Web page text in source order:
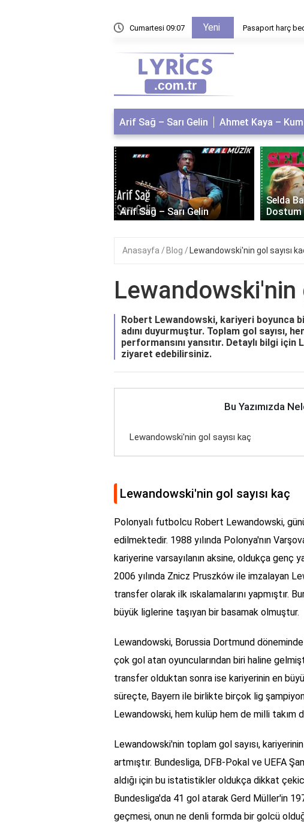
Cumartesi 09:07 Yeni Pasaport harç
Arif Sağ – Sarı Gelin Ahmet Kaya –
Arif Sağ – Sarı Gelin
Selda
Dostum
Anasayfa Blog Lewandowski'nin gol sayısı
Lewandowski'nin
Robert Lewandowski, kariyeri boyunca
adını duyurmuştur. Toplam gol sayısı,
performansını yansıtır. Detaylı bilgi için
ziyaret edebilirsiniz.
Bu Yazımızda
Lewandowski'nin gol sayısı kaç
Lewandowski'nin gol sayısı kaç
Polonyalı futbolcu Robert Lewandowski,
edilmektedir. 1988 yılında Polonya'nın
kariyerine varsayılanın aksine, oldukça
2006 yılında Znicz Pruszków ile imzalayan
transfer olarak ilk ıskalamalarını yapmıştır.
büyük liglerine taşıyan bir basamak olmuştur.
Lewandowski, Borussia Dortmund
çok gol atan oyuncularından biri haline
transfer olduktan sonra ise kariyerinin en
süreçte, Bayern ile birlikte birçok lig
Lewandowski, hem kulüp hem de milli takım
Lewandowski'nin toplam gol sayısı,
artmıştır. Bundesliga, DFB-Pokal ve UEFA
aldığı için bu istatistikler oldukça dikkat
Bundesliga'da 41 gol atarak Gerd Müller'in
geçmesi, onun ne denli formda bir golcü